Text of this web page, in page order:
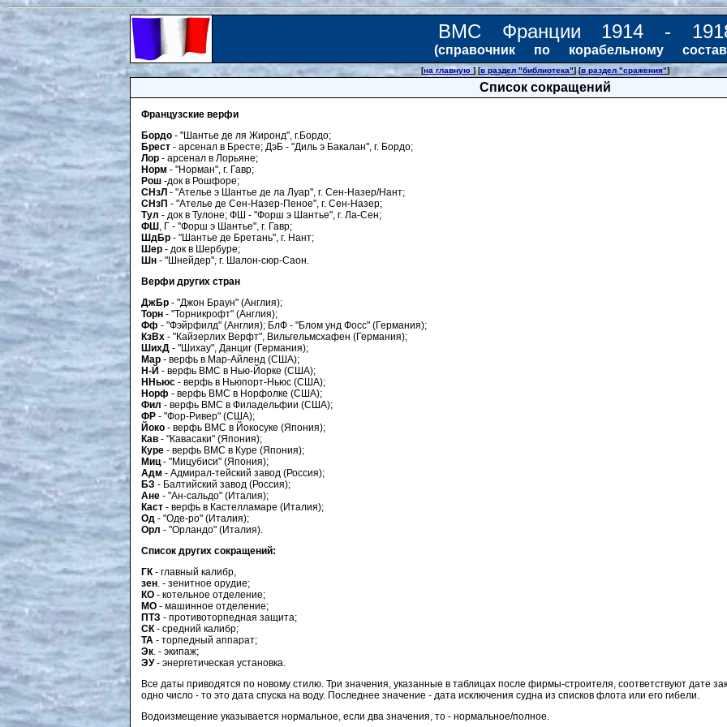
ВМС Франции 1914 -
(справочник по корабельному
[на главную ] [в раздел "библиотека"] [в раздел "сражения"]
Список сокращений
Французские верфи
Бордо - "Шантье де ля Жиронд", г.Бордо;
Брест - арсенал в Бресте; ДэБ - "Диль э Бакалан", г. Бордо;
Лор - арсенал в Лорьяне;
Норм - "Норман", г. Гавр;
Рош -док в Рошфоре;
СНзЛ - "Ателье э Шантье де ла Луар", г. Сен-Назер/Нант;
СНзП - "Ателье де Сен-Назер-Пеное", г. Сен-Назер;
Тул - док в Тулоне; ФШ - "Форш э Шантье", г. Ла-Сен;
ФШ , Г - "Форш э Шантье", г. Гавр;
ШдБр - "Шантье де Бретань", г. Нант;
Шер - док в Шербуре;
Шн - "Шнейдер", г. Шалон-сюр-Саон.
Верфи других стран
ДжБр - "Джон Браун" (Англия);
Торн - "Торникрофт" (Англия);
Фф - "Фэйрфилд" (Англия); БлФ - "Блом унд Фосс" (Германия);
КзВх - "Кайзерлих Верфт", Вильгельмсхафен (Германия);
ШихД - "Шихау", Данциг (Германия);
Map - верфь в Мар-Айленд (США);
Н-Й - верфь ВМС в Нью-Йорке (США);
ННьюс - верфь в Ньюпорт-Ньюс (США);
Норф - верфь ВМС в Норфолке (США);
Фил - верфь ВМС в Филадельфии (США);
ФР - "Фор-Ривер" (США);
Йоко - верфь ВМС в Йокосуке (Япония);
Кав - "Кавасаки" (Япония);
Куре - верфь ВМС в Куре (Япония);
Миц- "Мицубиси" (Япония);
Адм - Адмирал-тейский завод (Россия);
БЗ - Балтийский завод (Россия);
Ане - "Ан-сальдо" (Италия);
Каст - верфь в Кастелламаре (Италия);
Од - "Оде-ро" (Италия);
Орл - "Орландо" (Италия).
Список других сокращений:
ГК- главный калибр,
зен. - зенитное орудие;
КО - котельное отделение;
МО - машинное отделение;
ПТЗ - противоторпедная защита;
СК- средний калибр;
ТА - торпедный аппарат;
Эк. - экипаж;
ЭУ- энергетическая установка.
Все даты приводятся по новому стилю. Три значения, указанные в таблицах после фирмы-строителя, соответствуют дате
одно число - то это дата спуска на воду. Последнее значение - дата исключения судна из списков флота или его гибели.
Водоизмещение указывается нормальное, если два значения, то - нормальное/полное.